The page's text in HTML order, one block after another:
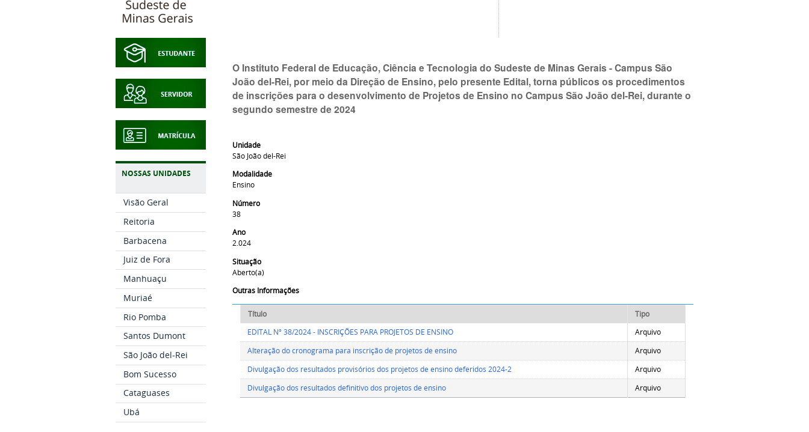
NOSSAS UNIDADES
Visão Geral
Reitoria
Barbacena
Juiz de Fora
Manhuaçu
Muriaé
Rio Pomba
Santos Dumont
São João del-Rei
Bom Sucesso
Cataguases
Ubá
O Instituto Federal de Educação, Ciência e Tecnologia do Sudeste de Minas Gerais - Campus São
João del-Rei, por meio da Direção de Ensino, pelo presente Edital, torna públicos os procedimentos
de inscrições para o desenvolvimento de Projetos de Ensino no Campus São João del-Rei, durante o
segundo semestre de 2024
Unidade
São João del-Rei
Modalidade
Ensino
Número
38
Ano
2.024
Situação
Aberto(a)
Outras Informações
Título
Tipo
EDITAL Nº 38/2024 - INSCRIÇÕES PARA PROJETOS DE ENSINO
Arquivo
Alteração do cronograma para inscrição de projetos de ensino
Arquivo
Divulgação dos resultados provisórios dos projetos de ensino deferidos 2024-2
Arquivo
Divulgação dos resultados definitivo dos projetos de ensino
Arquivo